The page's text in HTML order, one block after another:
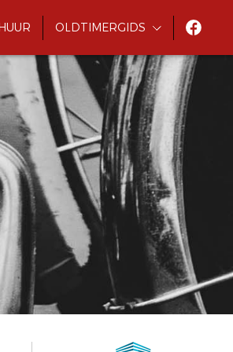
OLDTIMERGIDS